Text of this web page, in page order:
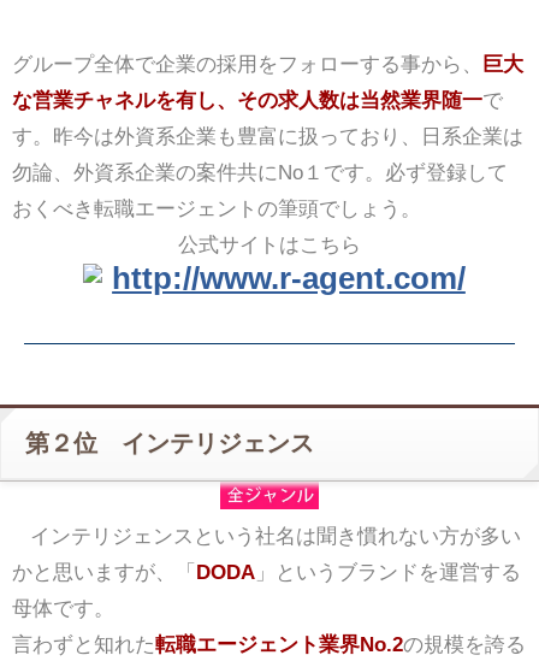
グループ全体で企業の採用をフォローする事から、
巨大
な営業チャネルを有し、その求人数は当然業界随一で
す。昨今は外資系企業も豊富に扱っており、日系企業は
勿論、外資系企業の案件共にNo１です。必ず登録して
おくべき転職エージェントの筆頭でしょう。
公式サイトはこちら
http://www.r-agent.com/
第２位 インテリジェンス
インテリジェンスという社名は聞き慣れない方が多い
かと思いますが、「 DODA」というブランドを運営する
母体です。
言わずと知れた転職エージェント業界No.2の規模を誇る